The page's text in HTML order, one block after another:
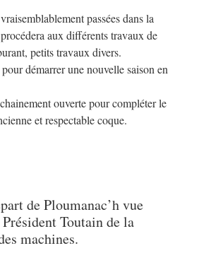
passées dans la
aux différents travaux de
petits travaux divers.
démarrer une nouvelle saison en
ouverte pour compléter le
et respectable coque.
de Ploumanac’h vue
Toutain de la
machines.